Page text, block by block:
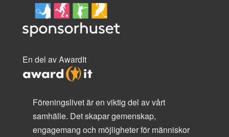
En del av AwardIt
Föreningslivet är en viktig del av vårt
samhälle. Det skapar gemenskap,
engagemang och möjligheter för människor